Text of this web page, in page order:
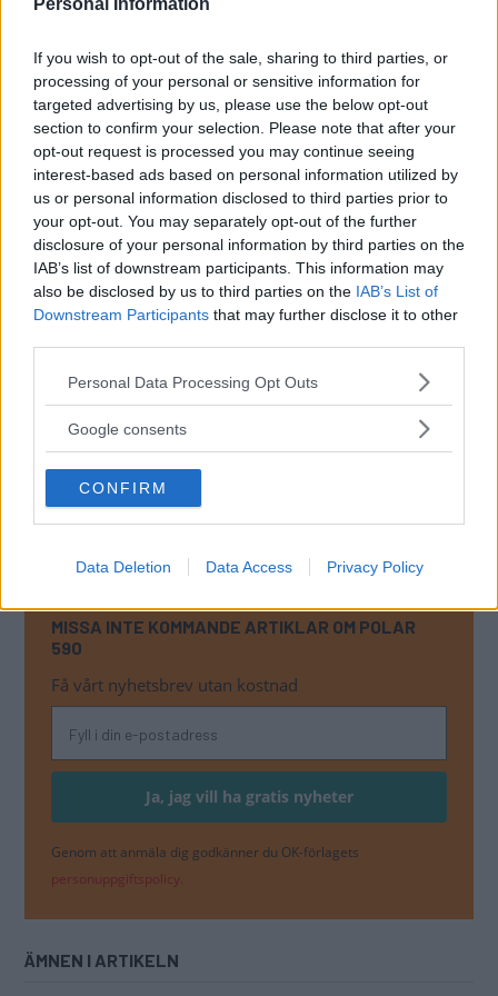
Personal Information
If you wish to opt-out of the sale, sharing to third parties, or
processing of your personal or sensitive information for
targeted advertising by us, please use the below opt-out
section to confirm your selection. Please note that after your
opt-out request is processed you may continue seeing
interest-based ads based on personal information utilized by
us or personal information disclosed to third parties prior to
your opt-out. You may separately opt-out of the further
disclosure of your personal information by third parties on the
IAB’s list of downstream participants. This information may
also be disclosed by us to third parties on the IAB’s List of
Downstream Participants that may further disclose it to other
Please note that this website/app uses one or more Google
not limited to your visit or usage behaviour. You may click to
use your data for below specified purposes in below Google
consent section.
Personal Data Processing Opt Outs
Google consents
CONFIRM
Data Deletion Data Access Privacy Policy
ett vagnsbrett badrum längst bak i vagnen. En
annan egenskap som ofta efterfrågas är mer
förvaring och det har resulterat i två
halvgarderober ovanför sängarnas fotändor.
Vidare har Polar förbättrat golvkonstruktionen
och nya belysningspunkter i köket har
tillkommit. En stabilare utdragslåda till
skidfacket är en annan förbättring.
Polar 590 TR LB kostar från 427 000 kronor och
premiärvisas på Caravan Stockholm 13-16
februari.
RELATERADE BILDSPEL
Bildspel: Polar 590 TR LB 2014
MISSA INTE KOMMANDE ARTIKLAR OM POLAR
590
Få vårt nyhetsbrev utan kostnad
Genom att anmäla dig godkänner du OK-förlagets
personuppgiftspolicy.
ÄMNEN I ARTIKELN